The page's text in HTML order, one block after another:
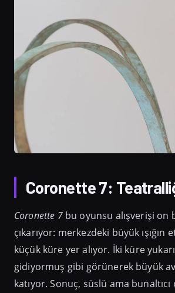
Coronette 7:
Coronette 7bu oyunsu alışverişi on
çıkarıyor: merkezdeki büyük ışığın
küçük küre yer alıyor. İki küre
gidiyormuş gibi görünerek büyük
katıyor. Sonuç, süslü ama